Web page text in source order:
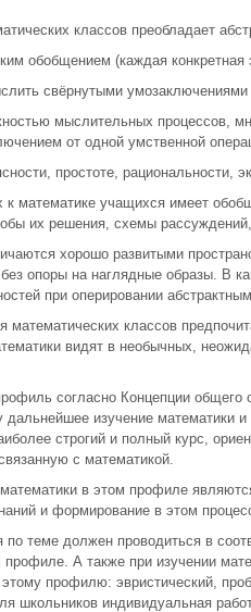
классов преобладает
обобщением (каждая конкретная
свёрнутыми умозаключениями
мыслительных процессов,
от одной умственной
простоте, рациональности,
к математике учащихся имеет
их решения, схемы
хорошо развитыми
опоры на наглядные образы. В
при оперировании
математических классов
видят в необычных,
согласно Концепции общего
изучение математики
строгий и полный курс,
с математикой.
в этом профиле
и формирование в этом
теме должен проводиться в
профиле. А также при изучении
профилю: эвристический,
школьников индивидуальная